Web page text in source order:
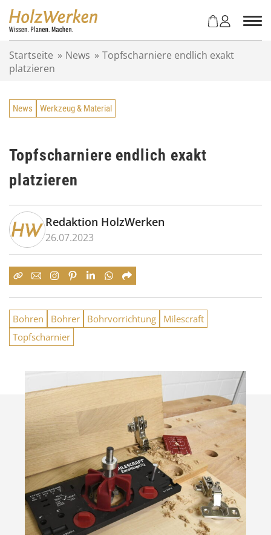
Startseite » News » Topfscharniere endlich exakt
platzieren
News Werkzeug & Material
Topfscharniere endlich exakt
platzieren
Redaktion HolzWerken
26.07.2023
Bohren Bohrer Bohrvorrichtung
Milescraft
Topfscharnier